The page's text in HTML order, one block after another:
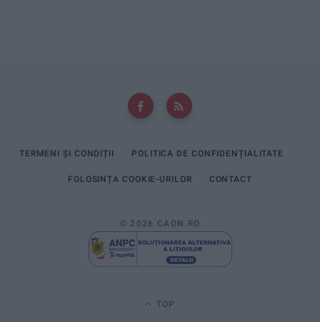
TERMENI ȘI CONDIȚII POLITICA DE CONFIDENȚIALITATE
FOLOSINȚA COOKIE-URILOR CONTACT
© 2026 CAON.RO
TOP